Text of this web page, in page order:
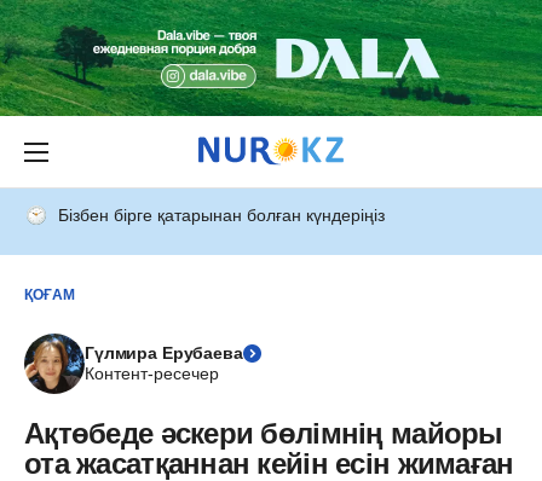
Бізбен бірге қатарынан болған күндеріңіз
ҚОҒАМ
Гүлмира Ерубаева
Контент-ресечер
Ақтөбеде әскери бөлімнің майоры
ота жасатқаннан кейін есін жимаған